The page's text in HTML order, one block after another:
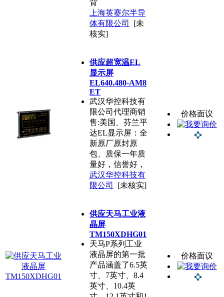
背
上海英赛尔半导
体有限公司
[未
核实]
供应超宽温EL
显示屏
EL640.480-AM8
ET
武汉华控科技有
限公司代理商销
售:美国、芬兰平
达EL显示屏：全
新原厂原封原
包、质保一年质
量好，信誉好，
武汉华控科技有
限公司
[未核实]
价格面议
供应天马工业液
晶屏
TM150XDHG01
天马P系列工业
液晶屏的第一批
产品涵盖了6.5英
寸、7英寸、8.4
英寸、10.4英
价格面议